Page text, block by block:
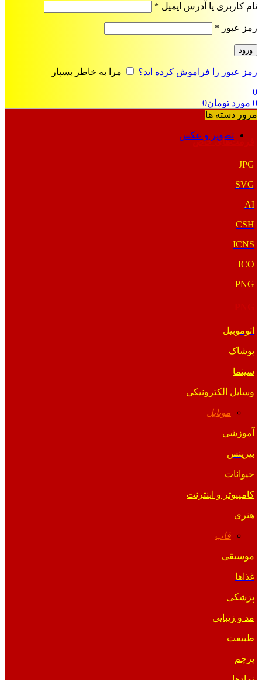
نام کاربری یا آدرس ایمیل *
رمز عبور *
ورود
رمز عبور را فراموش کرده اید؟
مرا به خاطر بسپار
0
0 مورد تومان0
مرور دسته ها
تصویر و عکس
فرمت‌های خاص
JPG
SVG
AI
CSH
ICNS
ICO
PNG
اتوموبیل
پوشاک
سینما
وسایل الکترونیکی
موبایل
آموزشی
بیزینس
حیوانات
کامپیوتر و اینترنت
هنری
قاب
موسیقی
غذاها
پزشکی
مد و زیبایی
طبیعت
پرچم